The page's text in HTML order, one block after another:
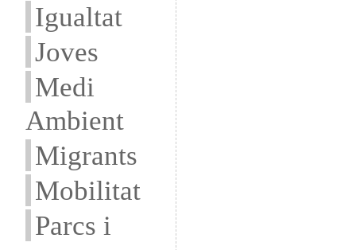
Igualtat
Joves
Medi
Ambient
Migrants
Mobilitat
Parcs i